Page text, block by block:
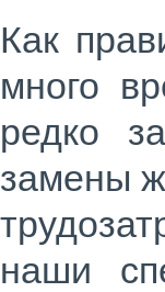
Как
много
редко
замены
наши